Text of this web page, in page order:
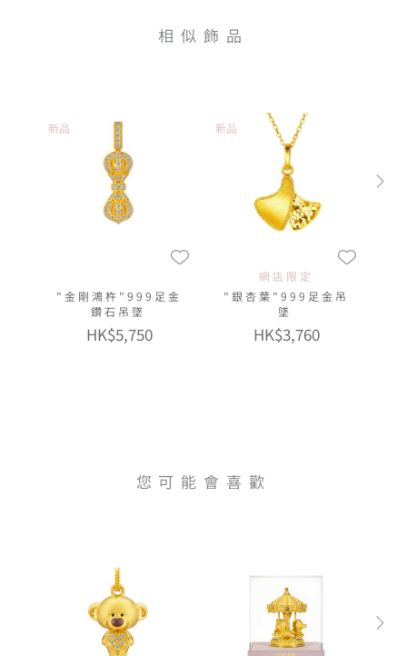
相似飾品
新品
"金剛鴻杵"999足金
鑽石吊墜
HK$5,750
新品
網店限定
"銀杏葉"999足金吊
墜
HK$3,760
您可能會喜歡